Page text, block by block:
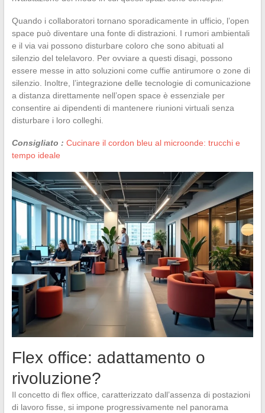
Quando i collaboratori tornano sporadicamente in ufficio, l’open
space può diventare una fonte di distrazioni. I rumori ambientali
e il via vai possono disturbare coloro che sono abituati al
silenzio del telelavoro. Per ovviare a questi disagi, possono
essere messe in atto soluzioni come cuffie antirumore o zone di
silenzio. Inoltre, l’integrazione delle tecnologie di comunicazione
a distanza direttamente nell’open space è essenziale per
consentire ai dipendenti di mantenere riunioni virtuali senza
disturbare i loro colleghi.
Consigliato : Cucinare il cordon bleu al microonde: trucchi e
tempo ideale
Flex office: adattamento o
rivoluzione?
Il concetto di flex office, caratterizzato dall’assenza di postazioni
di lavoro fisse, si impone progressivamente nel panorama